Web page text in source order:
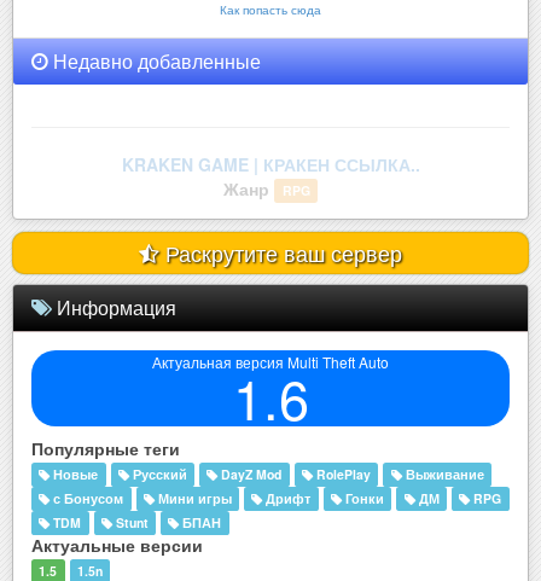
Как попасть сюда
Недавно добавленные
legenda mta.
Раскрутите ваш сервер
Информация
Актуальная версия Multi Theft Auto
1.6
Популярные теги
Новые Русский DayZ Mod RolePlay
Выживание
с Бонусом
Мини игры Дрифт Гонки ДМ
RPG
TDM
Stunt БПАН
Актуальные версии
1.5 1.5n